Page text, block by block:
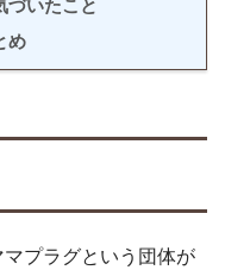
づいたこと
め
マプラグという団体が